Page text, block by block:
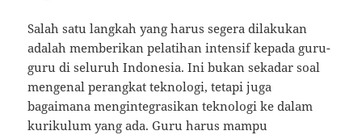
Salah satu langkah yang harus segera dilakukan
adalah memberikan pelatihan intensif kepada guru-
guru di seluruh Indonesia. Ini bukan sekadar soal
mengenal perangkat teknologi, tetapi juga
bagaimana mengintegrasikan teknologi ke dalam
kurikulum yang ada. Guru harus mampu